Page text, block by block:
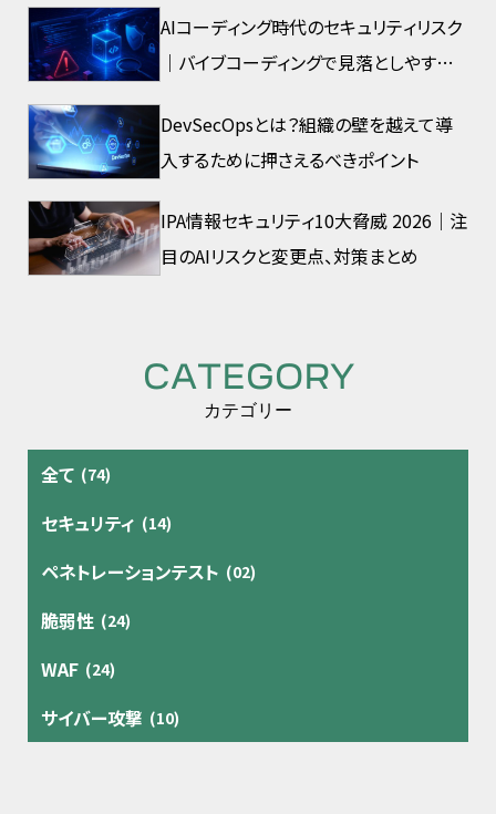
AIコーディング時代のセキュリティリスク
｜バイブコーディングで見落としやすい
DevSecOpsとは？組織の壁を越えて導
入するために押さえるべきポイント
IPA情報セキュリティ10大脅威 2026｜注
目のAIリスクと変更点、対策まとめ
CATEGORY
カテゴリー
全て (74)
セキュリティ (14)
ペネトレーションテスト (02)
脆弱性 (24)
WAF (24)
サイバー攻撃 (10)